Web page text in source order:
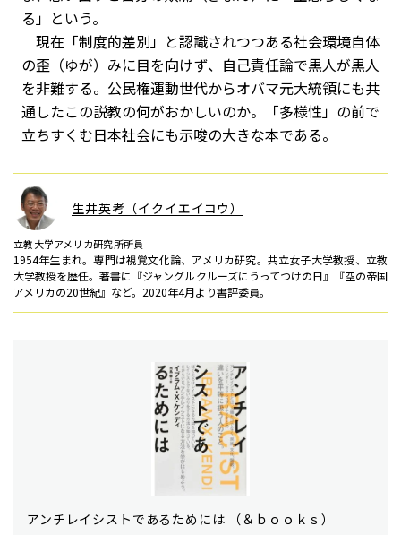
る」という。
現在「制度的差別」と認識されつつある社会環境自体
の歪（ゆが）みに目を向けず、自己責任論で黒人が黒人
を非難する。公民権運動世代からオバマ元大統領にも共
通したこの説教の何がおかしいのか。「多様性」の前で
立ちすくむ日本社会にも示唆の大きな本である。
生井英考（イクイエイコウ）
立教大学アメリカ研究所所員
1954年生まれ。専門は視覚文化論、アメリカ研究。共立女子大学教授、立教
大学教授を歴任。著書に『ジャングルクルーズにうってつけの日』『空の帝国
アメリカの20世紀』など。2020年4月より書評委員。
アンチレイシストであるためには （＆ｂｏｏｋｓ）